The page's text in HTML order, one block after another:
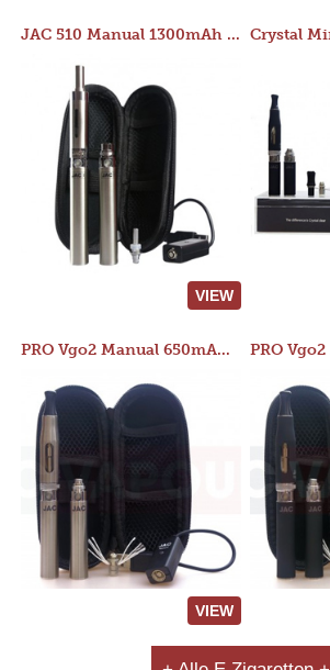
JAC 510 Manual 1300mAh Starter Kit
VIEW
PRO Vgo2 Manual 650mAh Kit
VIEW